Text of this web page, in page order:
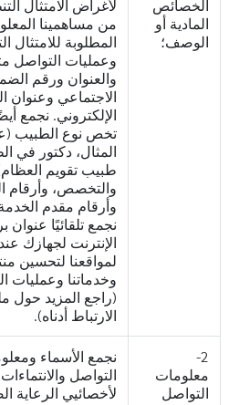
الخصائص
المادية أو
الوصف؛
لأغراض الامتثال
من مساهمينا
المطلوبة للامتثال
وعمليات التواصل
والعنوان ورقم
الاجتماعي وعنوان
الإلكتروني. نجمع
تخص نوع الطبيب
المثال، دكتور في
طبيب تقويم
والتخصص، وأرقام
وأرقام مقدم
نجمع تلقائيًا عنوان
الإنترنت لجهازك
لمواقعنا لتحسين
وخدماتنا وعمليات
(راجع المزيد حول
الارتباط أدناه).
2-
معلومات
التواصل
نجمع الأسماء
التواصل
لأخصائيي الرعاية